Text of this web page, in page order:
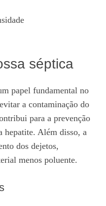
séptica
papel fundamental no
a contaminação do
para a prevenção
hepatite. Além disso, a
dos dejetos,
menos poluente.